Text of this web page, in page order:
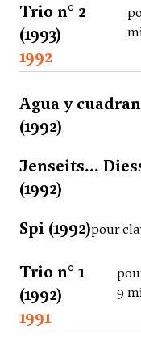
Trio n° 2
(1993)
1992
Agua y
(1992)
Jenseits...
(1992)
Spi (1992)pour
Trio n° 1
(1992)
9
1991